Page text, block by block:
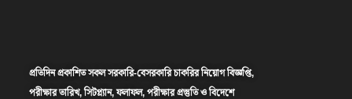
প্রতিদিন প্রকাশিত সকল সরকারি-বেসরকারি চাকরির নিয়োগ বিজ্ঞপ্তি,
পরীক্ষার তারিখ, সিটপ্ল্যান, ফলাফল, পরীক্ষার প্রস্তুতি ও বিদেশে